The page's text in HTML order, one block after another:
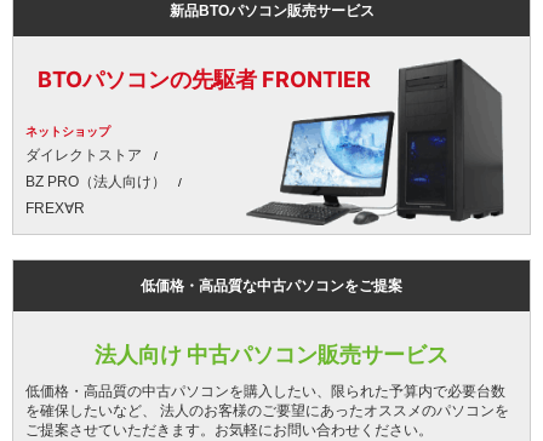
新品BTOパソコン販売サービス
BTOパソコンの先駆者 FRONTIER
ネットショップ
ダイレクトストア
BZ PRO（法人向け）
FREX∀R
低価格・高品質な中古パソコンをご提案
法人向け 中古パソコン販売サービス
低価格・高品質の中古パソコンを購入したい、限られた予算内で必要台数
を確保したいなど、 法人のお客様のご要望にあったオススメのパソコンを
ご提案させていただきます。お気軽にお問い合わせください。